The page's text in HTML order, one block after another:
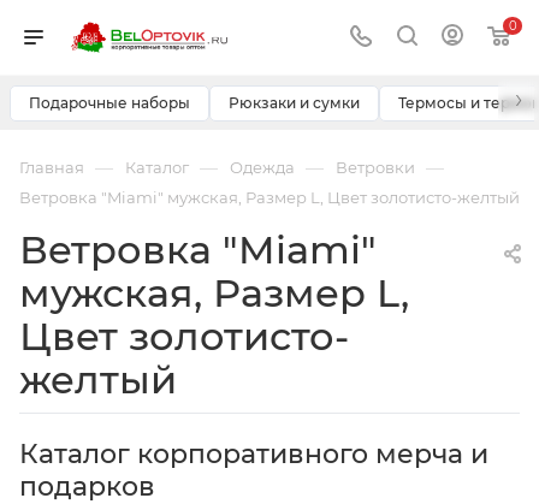
0
Подарочные наборы Рюкзаки и сумки Термосы и ›
Главная — Каталог — Одежда — Ветровки —
Ветровка "Miami" мужская, Размер L, Цвет золотисто-желтый
Ветровка "Miami"
мужская, Размер L,
Цвет золотисто-
желтый
Каталог корпоративного мерча и
подарков